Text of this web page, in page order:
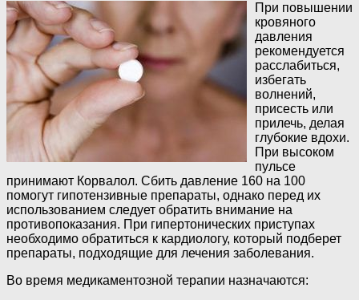
При повышении
кровяного
давления
рекомендуется
расслабиться,
избегать
волнений,
присесть или
прилечь, делая
глубокие вдохи.
При высоком
пульсе
принимают Корвалол. Сбить давление 160 на 100
помогут гипотензивные препараты, однако перед их
использованием следует обратить внимание на
противопоказания. При гипертонических приступах
необходимо обратиться к кардиологу, который подберет
препараты, подходящие для лечения заболевания.
Во время медикаментозной терапии назначаются: